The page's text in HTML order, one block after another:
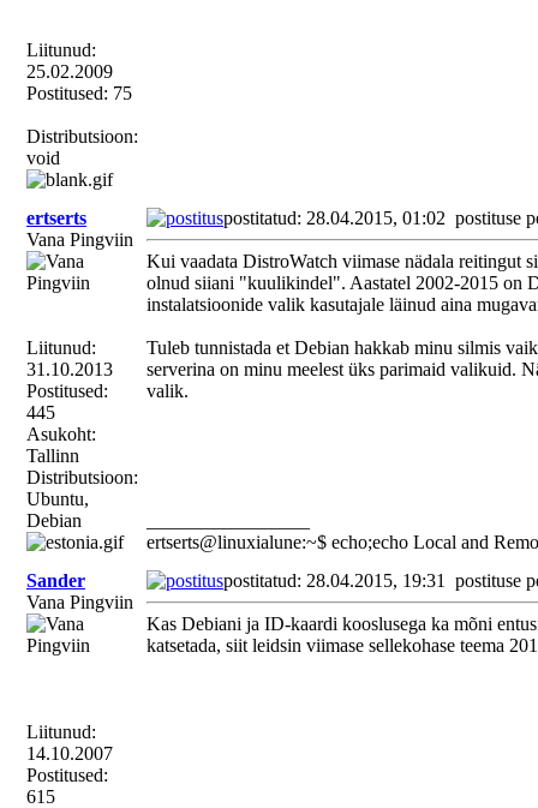
Liitunud:
25.02.2009
Postitused: 75
Distributsioon:
void
ertserts
Vana Pingviin
Liitunud:
31.10.2013
Postitused:
445
Asukoht:
Tallinn
Distributsioon:
Ubuntu,
Debian
postitatud: 28.04.2015, 01:02 postituse
Kui vaadata DistroWatch viimase nädala reitingut
olnud siiani "kuulikindel". Aastatel 2002-2015 on
instalatsioonide valik kasutajale läinud aina
Tuleb tunnistada et Debian hakkab minu silmis
serverina on minu meelest üks parimaid valikuid.
valik.
ertserts@linuxialune:~$ echo;echo Local and
Sander
Vana Pingviin
Liitunud:
14.10.2007
Postitused:
615
postitatud: 28.04.2015, 19:31 postituse
Kas Debiani ja ID-kaardi kooslusega ka mõni
katsetada, siit leidsin viimase sellekohase teema